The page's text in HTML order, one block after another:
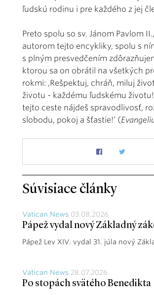
ľudskú rodinu i pre každého z jej
Preto spolu so sv. Jánom Pavlom
autorom tejto encykliky, spolu s
s plným presvedčením
ktorou sa on obrátil na všetkých
rokmi: ,Rešpektuj, chráň, miluj
životu - každému ľudskému
tejto ceste nájdeš spravodlivosť,
slobodu, pokoj a šťastie!’ (
Súvisiace články
Vatican News 03.08.2026
Pápež vydal nový Základný
Pápež Lev XIV. vydal 31. júla nový
Vatican News 28.07.2026
Po stopách svätého Benedikta